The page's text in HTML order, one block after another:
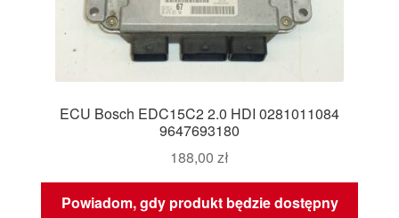
ECU Bosch EDC15C2 2.0 HDI 0281011084
9647693180
188,00 zł
Powiadom, gdy produkt będzie dostępny